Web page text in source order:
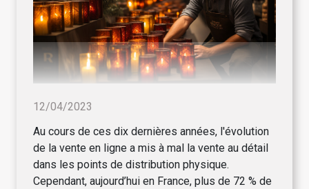
12/04/2023
Au cours de ces dix dernières années, l'évolution
de la vente en ligne a mis à mal la vente au détail
dans les points de distribution physique.
Cependant, aujourd’hui en France, plus de 72 % de